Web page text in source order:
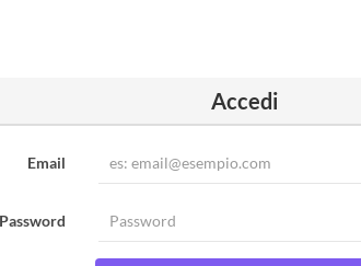
Accedi
Email
Password